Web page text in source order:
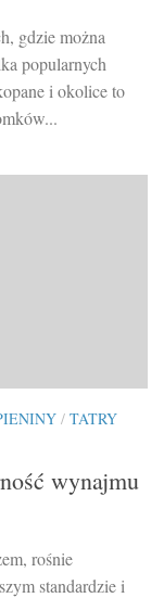
gdzie można
popularnych
i okolice to
/ TATRY
wynajmu
rośnie
standardzie i